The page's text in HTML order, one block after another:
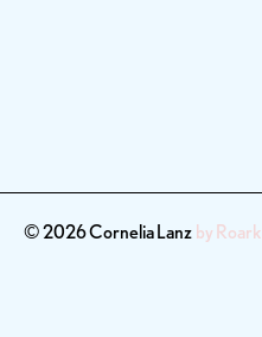
© 2026 Cornelia Lanz by Roark